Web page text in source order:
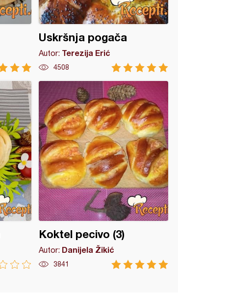
Uskršnja pogača
Autor: Terezija Erić
4508
Koktel pecivo (3)
Autor: Danijela Žikić
3841